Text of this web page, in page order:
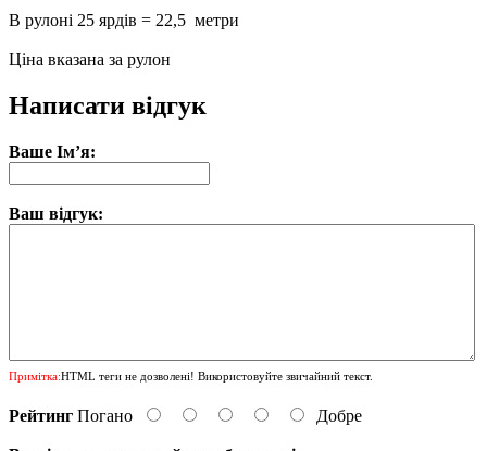
В рулоні 25 ярдів = 22,5 метри
Ціна вказана за рулон
Написати відгук
Ваше Ім’я:
Ваш відгук:
Примітка:HTML теги не дозволені! Використовуйте звичайний текст.
Рейтинг Погано Добре